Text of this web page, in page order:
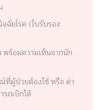
ฉัยโรค (ใบรับรอง
พร้อมความเห็นจากนัก
ที่ผู้ป่วยต้องใช้ หรือ ค่า
ถเบิกได้